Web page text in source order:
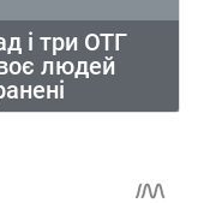
і три ОТГ
людей